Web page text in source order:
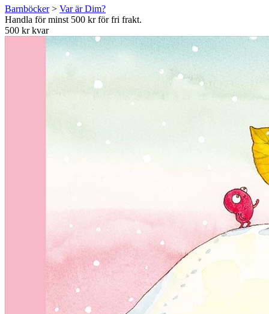
Barnböcker> Var är Dim?
Handla för minst 500 kr för fri frakt.
500 kr kvar